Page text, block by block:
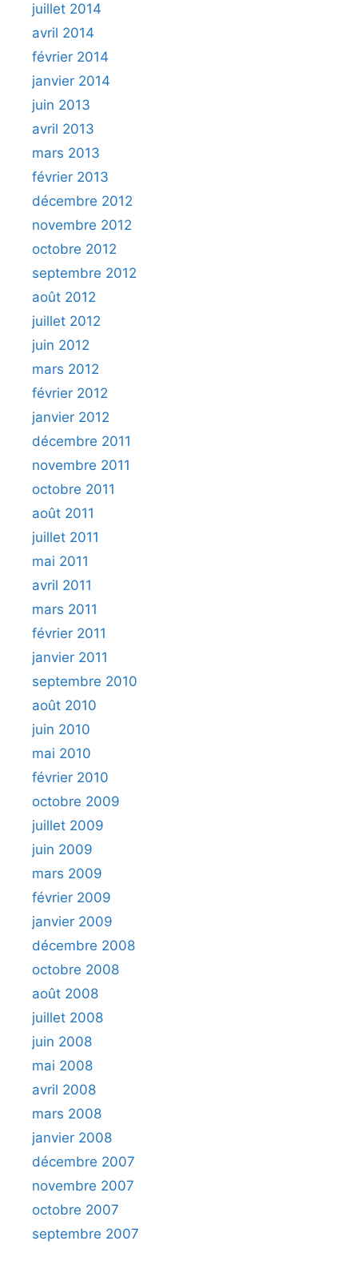
juillet 2014
avril 2014
février 2014
janvier 2014
juin 2013
avril 2013
mars 2013
février 2013
décembre 2012
novembre 2012
octobre 2012
septembre 2012
août 2012
juillet 2012
juin 2012
mars 2012
février 2012
janvier 2012
décembre 2011
novembre 2011
octobre 2011
août 2011
juillet 2011
mai 2011
avril 2011
mars 2011
février 2011
janvier 2011
septembre 2010
août 2010
juin 2010
mai 2010
février 2010
octobre 2009
juillet 2009
juin 2009
mars 2009
février 2009
janvier 2009
décembre 2008
octobre 2008
août 2008
juillet 2008
juin 2008
mai 2008
avril 2008
mars 2008
janvier 2008
décembre 2007
novembre 2007
octobre 2007
septembre 2007